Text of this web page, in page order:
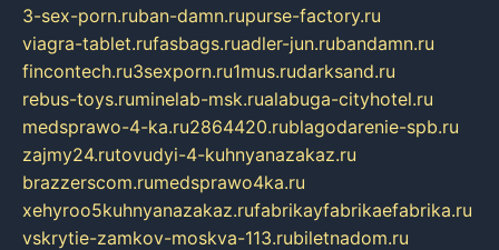
3-sex-porn.ruban-damn.rupurse-factory.ru
viagra-tablet.rufasbags.ruadler-jun.rubandamn.ru
fincontech.ru3sexporn.ru1mus.rudarksand.ru
rebus-toys.ruminelab-msk.rualabuga-cityhotel.ru
medsprawo-4-ka.ru2864420.rublagodarenie-spb.ru
zajmy24.rutovudyi-4-kuhnyanazakaz.ru
brazzerscom.rumedsprawo4ka.ru
xehyroo5kuhnyanazakaz.rufabrikayfabrikaefabrika.ru
vskrytie-zamkov-moskva-113.rubiletnadom.ru